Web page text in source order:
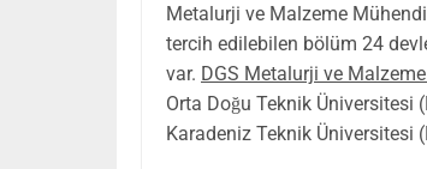
Metalurji ve Malzeme
tercih edilebilen bölüm 24
var. DGS Metalurji ve
Orta Doğu Teknik Üniversitesi
Karadeniz Teknik Üniversitesi